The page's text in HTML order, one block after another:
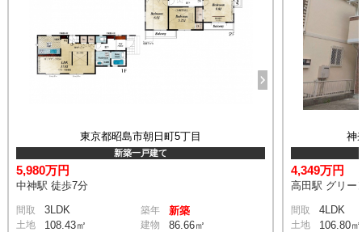
東京都昭島市朝日町5丁目
新築一戸建て
5,980万円
中神駅 徒歩7分
間取 3LDK 築年 新築
土地 108.43㎡ 建物 86.66㎡
神
4,349万円
高田駅 グリー
間取 4LDK
土地 106.80㎡